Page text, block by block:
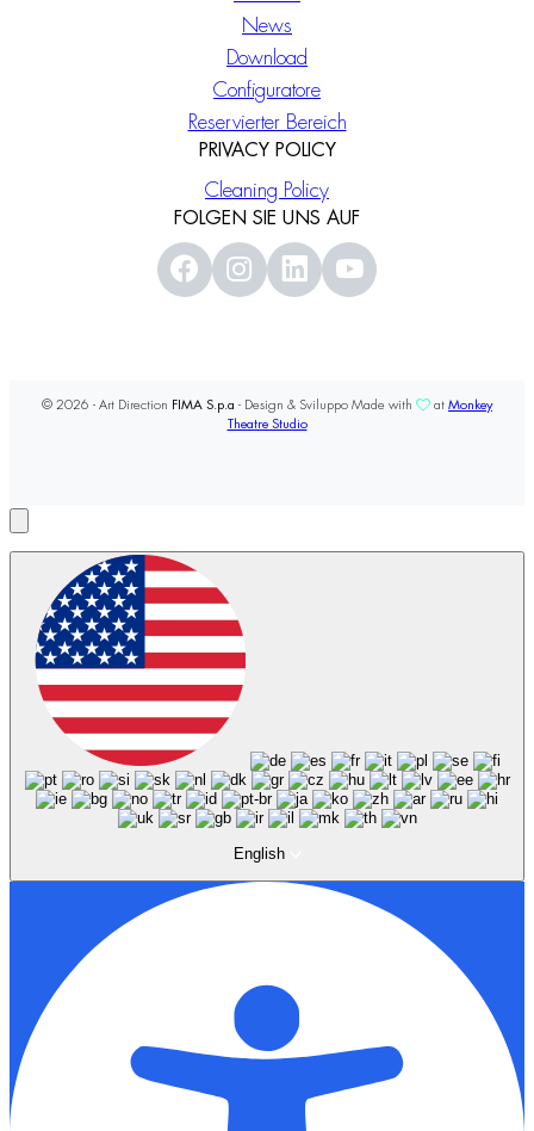
News
Download
Configuratore
Reservierter Bereich
PRIVACY POLICY
Cleaning Policy
FOLGEN SIE UNS AUF
© 2026 - Art Direction FIMA S.p.a - Design & Sviluppo Made with at Monkey
Theatre Studio
English